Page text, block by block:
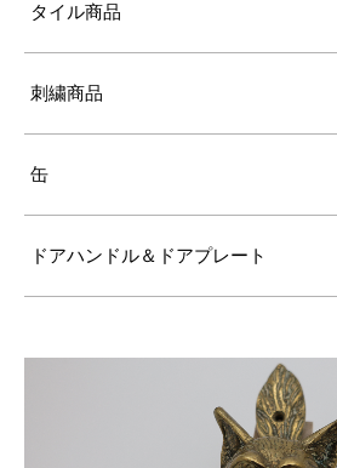
タイル商品
刺繍商品
缶
ドアハンドル＆ドアプレート